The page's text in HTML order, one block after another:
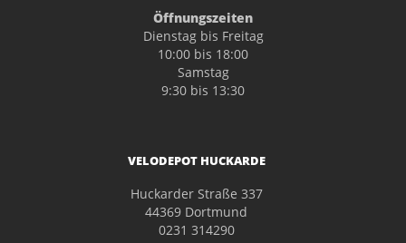
Öffnungszeiten
Dienstag bis Freitag
10:00 bis 18:00
Samstag
9:30 bis 13:30
VELODEPOT HUCKARDE
Huckarder Straße 337
44369 Dortmund
0231 314290